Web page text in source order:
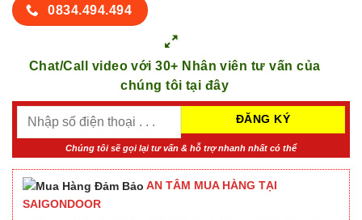
0834.494.494
Chat/Call video với 30+ Nhân viên tư vấn của
chúng tôi tại đây
Chúng tôi sẽ gọi lại tư vấn & hỗ trợ nhanh nhất có thể
AN TÂM MUA HÀNG TẠI
SAIGONDOOR